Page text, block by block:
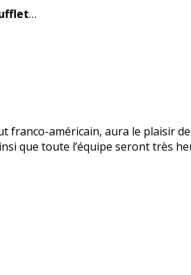
…
franco-américain, aura le plaisir
que toute l’équipe seront très